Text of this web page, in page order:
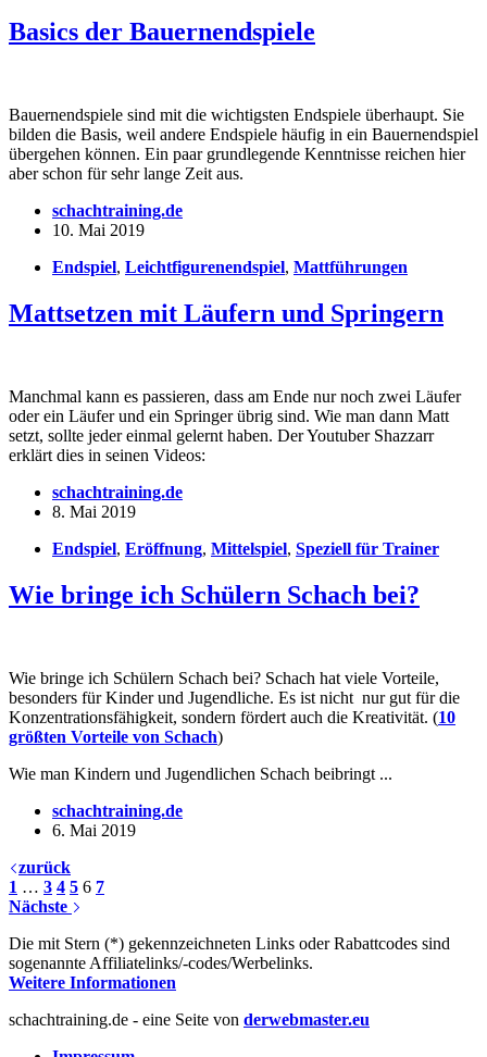
Basics der Bauernendspiele
Bauernendspiele sind mit die wichtigsten Endspiele überhaupt. Sie
bilden die Basis, weil andere Endspiele häufig in ein Bauernendspiel
übergehen können. Ein paar grundlegende Kenntnisse reichen hier
aber schon für sehr lange Zeit aus.
schachtraining.de
10. Mai 2019
Endspiel, Leichtfigurenendspiel, Mattführungen
Mattsetzen mit Läufern und Springern
Manchmal kann es passieren, dass am Ende nur noch zwei Läufer
oder ein Läufer und ein Springer übrig sind. Wie man dann Matt
setzt, sollte jeder einmal gelernt haben. Der Youtuber Shazzarr
erklärt dies in seinen Videos:
schachtraining.de
8. Mai 2019
Endspiel, Eröffnung, Mittelspiel, Speziell für Trainer
Wie bringe ich Schülern Schach bei?
Wie bringe ich Schülern Schach bei? Schach hat viele Vorteile,
besonders für Kinder und Jugendliche. Es ist nicht nur gut für die
Konzentrationsfähigkeit, sondern fördert auch die Kreativität. (10
größten Vorteile von Schach)
Wie man Kindern und Jugendlichen Schach beibringt ...
schachtraining.de
6. Mai 2019
zurück
1 … 3 4 5 6 7
Nächste
Die mit Stern (*) gekennzeichneten Links oder Rabattcodes sind
sogenannte Affiliatelinks/-codes/Werbelinks.
Weitere Informationen
schachtraining.de - eine Seite von derwebmaster.eu